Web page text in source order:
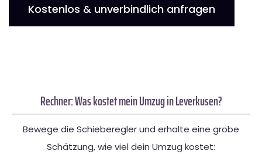
Kostenlos & unverbindlich anfragen
Rechner: Was kostet mein Umzug in Leverkusen?
Bewege die Schieberegler und erhalte eine grobe
Schätzung, wie viel dein Umzug kostet: